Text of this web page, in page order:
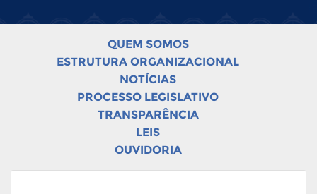
QUEM SOMOS
ESTRUTURA ORGANIZACIONAL
NOTÍCIAS
PROCESSO LEGISLATIVO
TRANSPARÊNCIA
LEIS
OUVIDORIA